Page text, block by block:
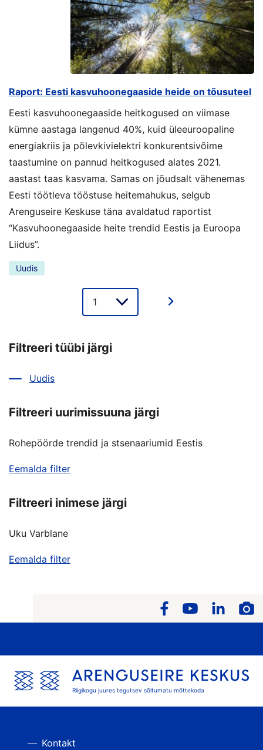
Raport: Eesti kasvuhoonegaaside heide on tõusuteel
Eesti kasvuhoonegaaside heitkogused on viimase
kümne aastaga langenud 40%, kuid üleeuroopaline
energiakriis ja põlevkivielektri konkurentsivõime
taastumine on pannud heitkogused alates 2021.
aastast taas kasvama. Samas on jõudsalt vähenemas
Eesti töötleva tööstuse heitemahukus, selgub
Arenguseire Keskuse täna avaldatud raportist
“Kasvuhoonegaaside heite trendid Eestis ja Euroopa
Liidus”.
Uudis
valik
Filtreeri tüübi järgi
Uudis
Filtreeri uurimissuuna järgi
Rohepöörde trendid ja stsenaariumid Eestis
Eemalda filter
Filtreeri inimese järgi
Uku Varblane
Eemalda filter
Riigikogu juures tegutsev sõltumatu mõttekoda
Kontakt